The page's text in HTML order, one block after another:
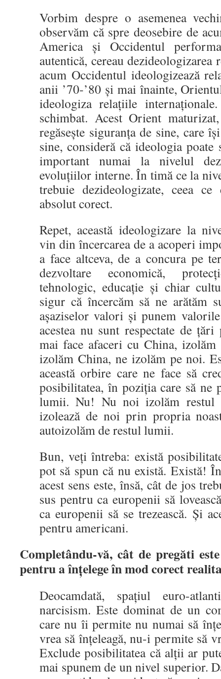
Vorbim despre o asemenea
observăm că spre deosebire de
America și Occidentul
autentică, cereau
acum Occidentul ideologizează
anii ’70-’80 și mai înainte,
ideologiza relațiile
schimbat. Acest Orient
regăsește siguranța de sine, care
sine, consideră că ideologia
important numai la nivelul
evoluțiilor interne. În timă ce la
trebuie dezideologizate, ceea
absolut corect.
Repet, această ideologizare la
vin din încercarea de a acoperi
a face altceva, de a concura pe
dezvoltare economică,
tehnologic, educație și chiar
sigur că încercăm să ne arătăm
așaziselor valori și punem
acestea nu sunt respectate de
mai face afaceri cu China,
izolăm China, ne izolăm pe noi.
această orbire care ne face să
posibilitatea, în poziția care să ne
lumii. Nu! Nu noi izolăm
izolează de noi prin propria
autoizolăm de restul lumii.
Bun, veți întreba: există
pot să spun că nu există. Există!
acest sens este, însă, cât de jos
sus pentru ca europenii să
ca europenii să se trezească. Și
pentru americani.
Completându-vă, cât de pregăti
pentru aînțelegeîn mod corect
Deocamdată, spațiul euro-
narcisism. Este dominat de un
care nu îi permite nu numai să
vrea să înțeleagă, nu-i permite să
Exclude posibilitatea că alții ar
mai spunem de un nivel superior.